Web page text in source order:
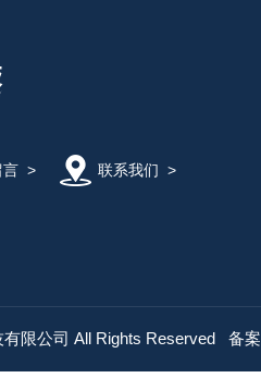
言> 联系我们 >
限公司 All Rights Reserved 备